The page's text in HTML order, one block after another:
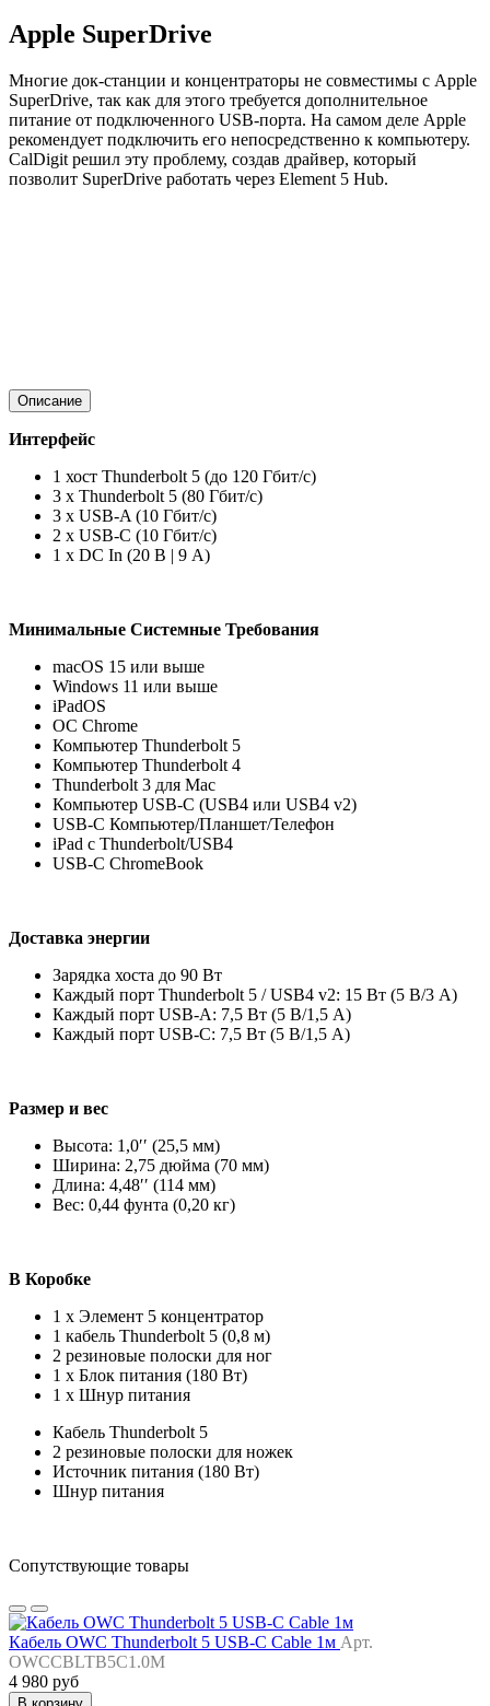
Apple SuperDrive
Многие док-станции и концентраторы не совместимы с Apple
SuperDrive, так как для этого требуется дополнительное
питание от подключенного USB-порта. На самом деле Apple
рекомендует подключить его непосредственно к компьютеру.
CalDigit решил эту проблему, создав драйвер, который
позволит SuperDrive работать через Element 5 Hub.
Описание
Интерфейс
1 хост Thunderbolt 5 (до 120 Гбит/с)
3 x Thunderbolt 5 (80 Гбит/с)
3 x USB-A (10 Гбит/с)
2 x USB-C (10 Гбит/с)
1 x DC In (20 В | 9 А)
Минимальные Системные Требования
macOS 15 или выше
Windows 11 или выше
iPadOS
ОС Chrome
Компьютер Thunderbolt 5
Компьютер Thunderbolt 4
Thunderbolt 3 для Mac
Компьютер USB-C (USB4 или USB4 v2)
USB-C Компьютер/Планшет/Телефон
iPad с Thunderbolt/USB4
USB-C ChromeBook
Доставка энергии
Зарядка хоста до 90 Вт
Каждый порт Thunderbolt 5 / USB4 v2: 15 Вт (5 В/3 А)
Каждый порт USB-A: 7,5 Вт (5 В/1,5 А)
Каждый порт USB-C: 7,5 Вт (5 В/1,5 А)
Размер и вес
Высота: 1,0′′ (25,5 мм)
Ширина: 2,75 дюйма (70 мм)
Длина: 4,48′′ (114 мм)
Вес: 0,44 фунта (0,20 кг)
В Коробке
1 x Элемент 5 концентратор
1 кабель Thunderbolt 5 (0,8 м)
2 резиновые полоски для ног
1 x Блок питания (180 Вт)
1 x Шнур питания
Кабель Thunderbolt 5
2 резиновые полоски для ножек
Источник питания (180 Вт)
Шнур питания
Сопутствующие товары
Кабель OWC Thunderbolt 5 USB-C Cable 1м Арт.
OWCCBLTB5C1.0M
4 980 руб